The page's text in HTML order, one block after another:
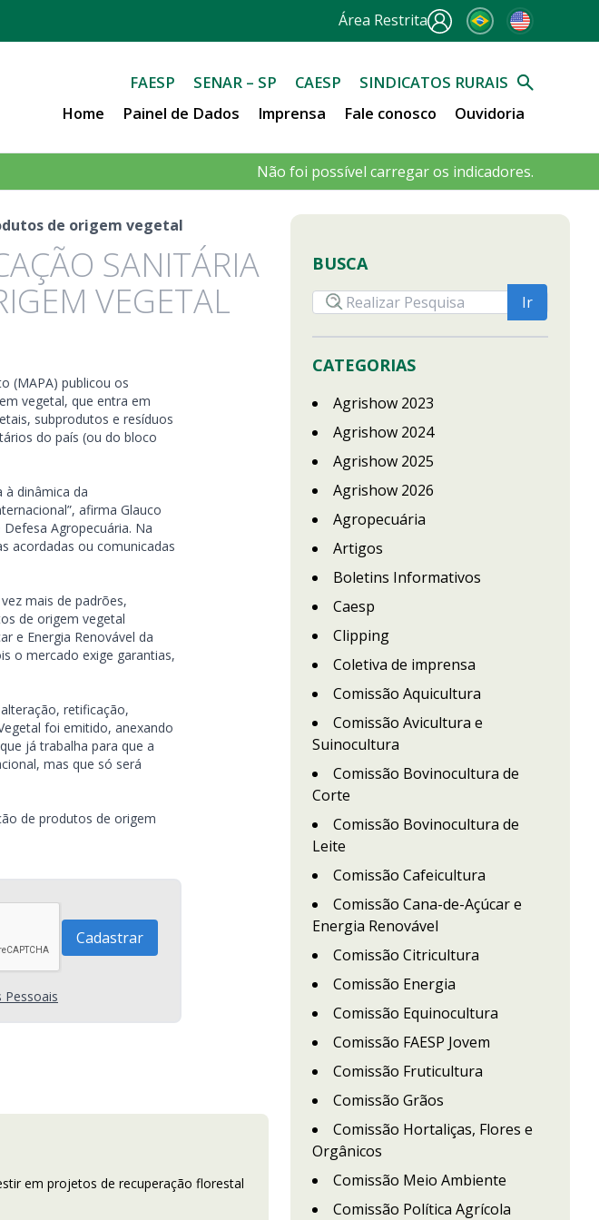
Área Restrita
FAESP SENAR – SP CAESP
SINDICATOS RURAIS
Home
Painel de Dados Imprensa Fale conosco Ouvidoria
Não foi possível carregar os indicadores.
de origem vegetal
SANITÁRIA
VEGETAL
(MAPA) publicou os
vegetal, que entra em
subprodutos e resíduos
do país (ou do bloco
à dinâmica da
afirma Glauco
Agropecuária. Na
acordadas ou comunicadas
mais de padrões,
de origem vegetal
e Energia Renovável da
o mercado exige garantias,
retificação,
foi emitido, anexando
já trabalha para que a
mas que só será
de produtos de origem
Pessoais
em projetos de recuperação florestal
BUSCA
CATEGORIAS
Agrishow 2023
Agrishow 2024
Agrishow 2025
Agrishow 2026
Agropecuária
Artigos
Boletins Informativos
Caesp
Clipping
Coletiva de imprensa
Comissão Aquicultura
Comissão Avicultura e
Suinocultura
Comissão Bovinocultura de
Corte
Comissão Bovinocultura de
Leite
Comissão Cafeicultura
Comissão Cana-de-Açúcar e
Energia Renovável
Comissão Citricultura
Comissão Energia
Comissão Equinocultura
Comissão FAESP Jovem
Comissão Fruticultura
Comissão Grãos
Comissão Hortaliças, Flores e
Orgânicos
Comissão Meio Ambiente
Comissão Política Agrícola